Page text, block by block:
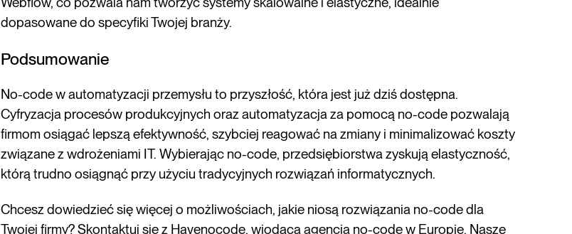
dopasowane do specyfiki Twojej branży.
Podsumowanie
No-code w automatyzacji przemysłu to przyszłość, która jest już dziś dostępna.
Cyfryzacja procesów produkcyjnych oraz automatyzacja za pomocą no-code pozwalają
firmom osiągać lepszą efektywność, szybciej reagować na zmiany i minimalizować koszty
związane z wdrożeniami IT. Wybierając no-code, przedsiębiorstwa zyskują elastyczność,
którą trudno osiągnąć przy użyciu tradycyjnych rozwiązań informatycznych.
Chcesz dowiedzieć się więcej o możliwościach, jakie niosą rozwiązania no-code dla
Twojej firmy? Skontaktuj się z Havenocode, wiodącą agencją no-code w Europie. Nasze